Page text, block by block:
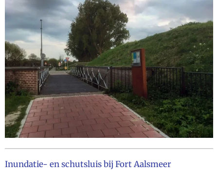
Inundatie- en schutsluis bij Fort Aalsmeer